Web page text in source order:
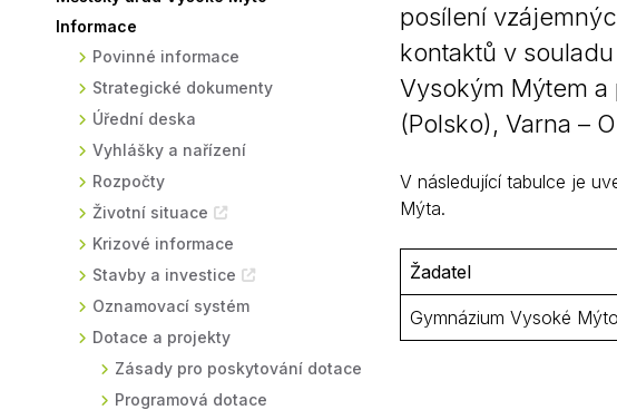
Sodomkovo Vysoké Mýto
Komise
Symboly města
Informace
Povinné informace
Strategické dokumenty
Úřední deska
Vyhlášky a nařízení
Rozpočty
Životní situace
Krizové informace
Stavby a investice
Oznamovací systém
Dotace a projekty
Zásady pro poskytování dotace
Programová dotace
posílení
kontaktů v
Vysokým Mýtem
(Polsko), Varna –
V následující tabulce je
Mýta.
Žadatel
Gymnázium Vysoké Mýto